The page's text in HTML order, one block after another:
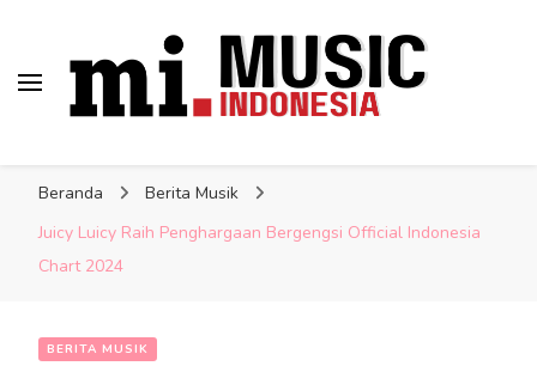
Update Musik Indonesia
Lengkap
Beranda
Berita Musik
Juicy Luicy Raih Penghargaan Bergengsi Official Indonesia
Chart 2024
BERITA MUSIK